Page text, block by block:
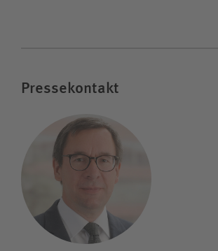
Pressekontakt